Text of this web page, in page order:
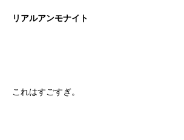
リアルアンモナイト
これはすごすぎ。